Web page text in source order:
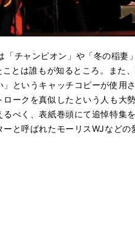
チャンピオン」や「冬の稲妻
とは誰もが知るところ。また
というキャッチコピーが使用
ークを真似したという人も大
べく、表紙巻頭にて追悼特集
と呼ばれたモーリスWJなどの